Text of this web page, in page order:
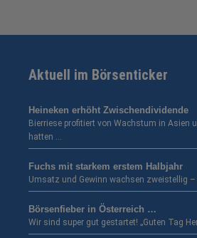
Aktuell im Börsenticker
Heineken erhöht Zwischendividende
Bierriese profitiert von Wachstum in Asien
hatten …
Fuchs mit starkem erstem Halbjahr
Umsatz und Gewinn wachsen zweistellig –
Börsenfieber in Österreich …
Wir sind super gut gestartet! „Guten Tag